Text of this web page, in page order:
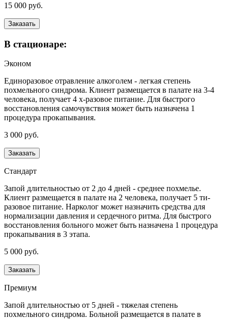
15 000 руб.
Заказать
В стационаре:
Эконом
Единоразовое отравление алкоголем - легкая степень
похмельного синдрома. Клиент размещается в палате на 3-4
человека, получает 4 х-разовое питание. Для быстрого
восстановления самочувствия может быть назначена 1
процедура прокапывания.
3 000 руб.
Заказать
Стандарт
Запой длительностью от 2 до 4 дней - среднее похмелье.
Клиент размещается в палате на 2 человека, получает 5 ти-
разовое питание. Нарколог может назначить средства для
нормализации давления и сердечного ритма. Для быстрого
восстановления больного может быть назначена 1 процедура
прокапывания в 3 этапа.
5 000 руб.
Заказать
Премиум
Запой длительностью от 5 дней - тяжелая степень
похмельного синдрома. Больной размещается в палате в